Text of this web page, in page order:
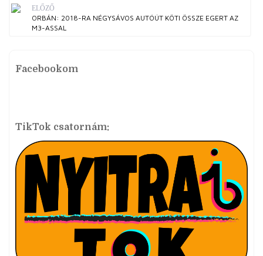
ELŐZŐ
ORBÁN: 2018-RA NÉGYSÁVOS AUTÓÚT KÖTI ÖSSZE EGERT AZ
M3-ASSAL
Facebookom
TikTok csatornám: